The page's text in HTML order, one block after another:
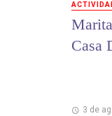
Casa
3 de